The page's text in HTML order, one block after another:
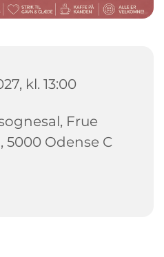
kl. 13:00
Frue
5000 Odense C